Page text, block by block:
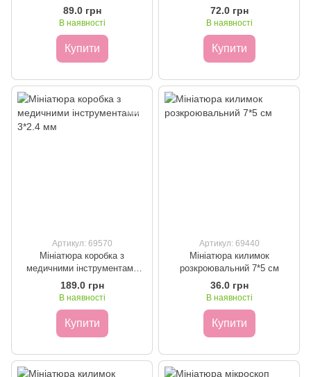
з бежевим
89.0 грн
В наявності
Купити
72.0 грн
В наявності
Купити
Артикул: 69570
Мініатюра коробка з
медичними інструментами
3*2.4 мм
189.0 грн
В наявності
Купити
Артикул: 69440
Мініатюра килимок
розкроювальний 7*5 см
36.0 грн
В наявності
Купити